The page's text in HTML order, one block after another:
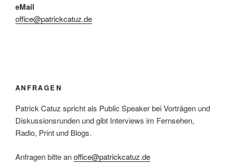
eMail
office@patrickcatuz.de
ANFRAGEN
Patrick Catuz spricht als Public Speaker bei Vorträgen und
Diskussionsrunden und gibt Interviews im Fernsehen,
Radio, Print und Blogs.
Anfragen bitte anoffice@patrickcatuz.de